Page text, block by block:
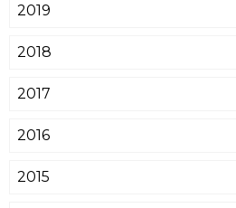
2019
2018
2017
2016
2015